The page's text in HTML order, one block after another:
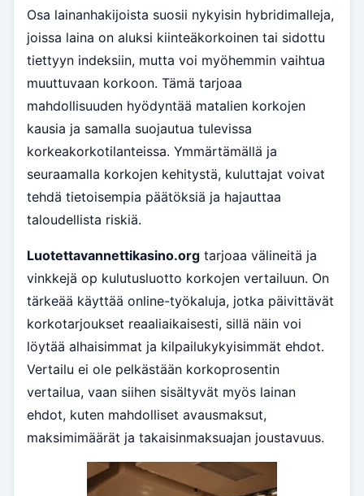
Osa lainanhakijoista suosii nykyisin hybridimalleja,
joissa laina on aluksi kiinteäkorkoinen tai sidottu
tiettyyn indeksiin, mutta voi myöhemmin vaihtua
muuttuvaan korkoon. Tämä tarjoaa
mahdollisuuden hyödyntää matalien korkojen
kausia ja samalla suojautua tulevissa
korkeakorkotilanteissa. Ymmärtämällä ja
seuraamalla korkojen kehitystä, kuluttajat voivat
tehdä tietoisempia päätöksiä ja hajauttaa
taloudellista riskiä.
Luotettavannettikasino.org tarjoaa välineitä ja
vinkkejä op kulutusluotto korkojen vertailuun. On
tärkeää käyttää online-työkaluja, jotka päivittävät
korkotarjoukset reaaliaikaisesti, sillä näin voi
löytää alhaisimmat ja kilpailukykyisimmät ehdot.
Vertailu ei ole pelkästään korkoprosentin
vertailua, vaan siihen sisältyvät myös lainan
ehdot, kuten mahdolliset avausmaksut,
maksimimäärät ja takaisinmaksuajan joustavuus.